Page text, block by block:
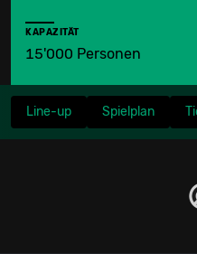
KAPAZITÄT
15'000 Personen
Line-up Spielplan